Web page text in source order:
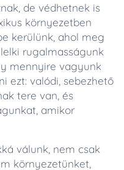
de védhetnek is
környezetben
kerülünk, ahol meg
rugalmasságunk
mennyire vagyunk
ezt: valódi, sebezhető
tere van, és
amikor
válunk, nem csak
környezetünket,